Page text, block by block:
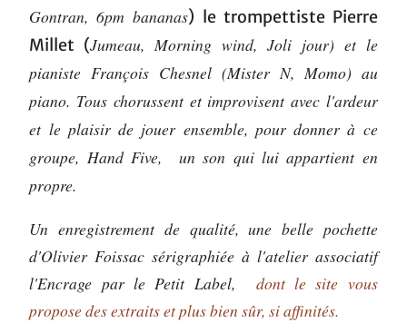
Gontran, 6pm bananas) le trompettiste Pierre
Millet (Jumeau, Morning wind, Joli jour) et le
pianiste François Chesnel (Mister N, Momo) au
piano. Tous chorussent et improvisent avec l'ardeur
et le plaisir de jouer ensemble, pour donner à ce
groupe, Hand Five, un son qui lui appartient en
propre.
Un enregistrement de qualité, une belle pochette
d'Olivier Foissac sérigraphiée à l'atelier associatif
l'Encrage par le Petit Label, dont le site vous
propose des extraits et plus bien sûr, si affinités.